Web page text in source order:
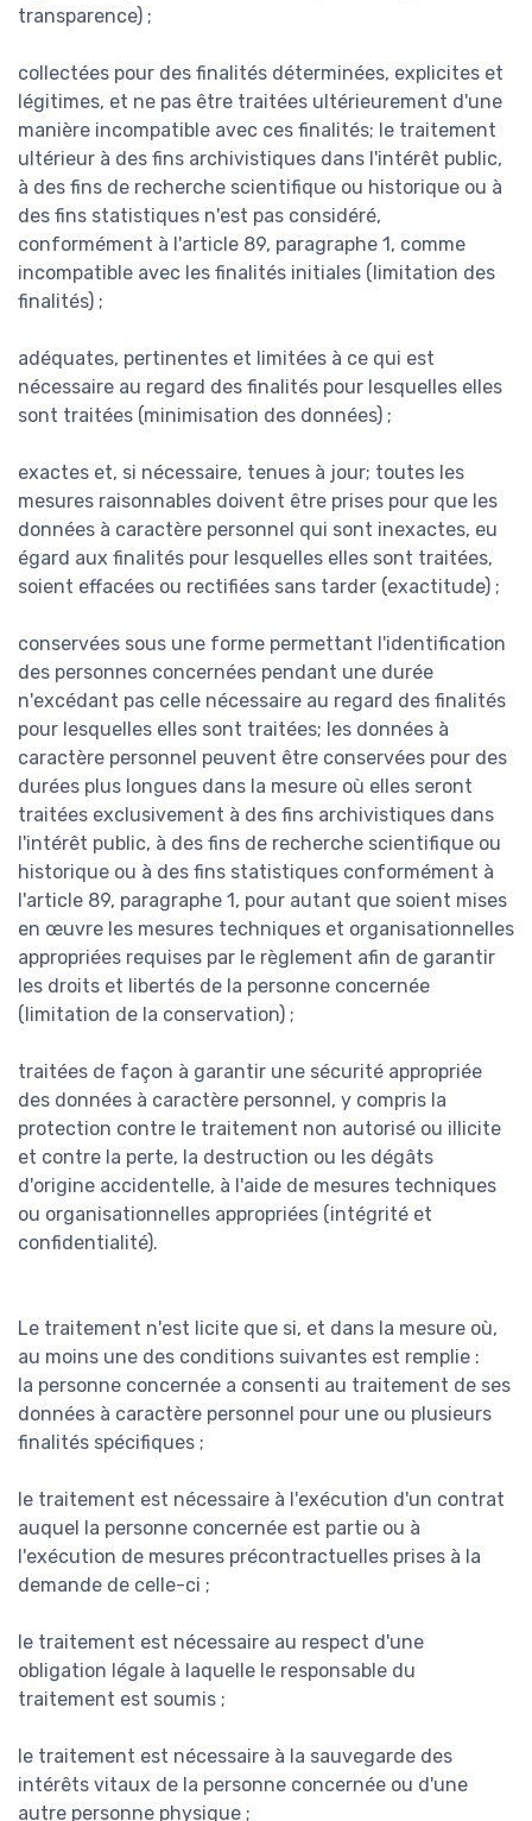
transparence) ;
collectées pour des finalités déterminées, explicites et
légitimes, et ne pas être traitées ultérieurement d'une
manière incompatible avec ces finalités; le traitement
ultérieur à des fins archivistiques dans l'intérêt public,
à des fins de recherche scientifique ou historique ou à
des fins statistiques n'est pas considéré,
conformément à l'article 89, paragraphe 1, comme
incompatible avec les finalités initiales (limitation des
finalités) ;
adéquates, pertinentes et limitées à ce qui est
nécessaire au regard des finalités pour lesquelles elles
sont traitées (minimisation des données) ;
exactes et, si nécessaire, tenues à jour; toutes les
mesures raisonnables doivent être prises pour que les
données à caractère personnel qui sont inexactes, eu
égard aux finalités pour lesquelles elles sont traitées,
soient effacées ou rectifiées sans tarder (exactitude) ;
conservées sous une forme permettant l'identification
des personnes concernées pendant une durée
n'excédant pas celle nécessaire au regard des finalités
pour lesquelles elles sont traitées; les données à
caractère personnel peuvent être conservées pour des
durées plus longues dans la mesure où elles seront
traitées exclusivement à des fins archivistiques dans
l'intérêt public, à des fins de recherche scientifique ou
historique ou à des fins statistiques conformément à
l'article 89, paragraphe 1, pour autant que soient mises
en œuvre les mesures techniques et organisationnelles
appropriées requises par le règlement afin de garantir
les droits et libertés de la personne concernée
(limitation de la conservation) ;
traitées de façon à garantir une sécurité appropriée
des données à caractère personnel, y compris la
protection contre le traitement non autorisé ou illicite
et contre la perte, la destruction ou les dégâts
d'origine accidentelle, à l'aide de mesures techniques
ou organisationnelles appropriées (intégrité et
confidentialité).
Le traitement n'est licite que si, et dans la mesure où,
au moins une des conditions suivantes est remplie :
la personne concernée a consenti au traitement de ses
données à caractère personnel pour une ou plusieurs
finalités spécifiques ;
le traitement est nécessaire à l'exécution d'un contrat
auquel la personne concernée est partie ou à
l'exécution de mesures précontractuelles prises à la
demande de celle-ci ;
le traitement est nécessaire au respect d'une
obligation légale à laquelle le responsable du
traitement est soumis ;
le traitement est nécessaire à la sauvegarde des
intérêts vitaux de la personne concernée ou d'une
autre personne physique ;